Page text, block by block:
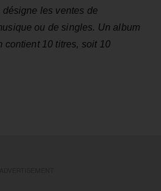
les ventes de
ou de singles. Un album
contient 10 titres, soit 10